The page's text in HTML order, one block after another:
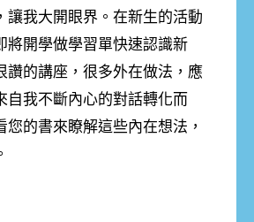
讓我大開眼界。在新生的活動
將開學做學習單快速認識新
讚的講座，很多外在做法，應
自我不斷內心的對話轉化而
您的書來瞭解這些內在想法，